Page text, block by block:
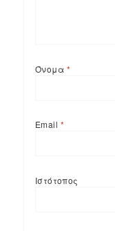
Όνομα *
Email *
Ιστότοπος